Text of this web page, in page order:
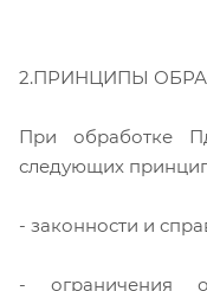
2.ПРИНЦИПЫ
При обработке
следующих
- законности и
- ограничения